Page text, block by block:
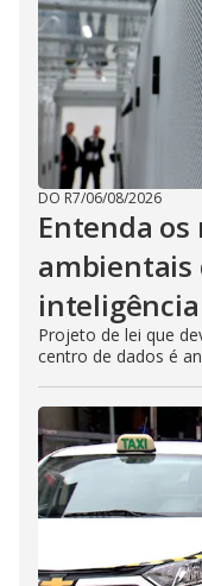
DO R7/06/08/2026
Entenda os
ambientais
Projeto de lei que
centro de dados é